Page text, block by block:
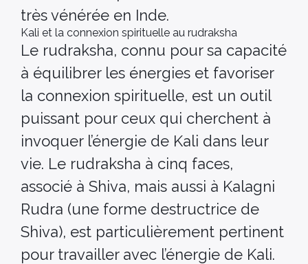
très vénérée en Inde.
Kali et la connexion spirituelle au rudraksha
Le rudraksha, connu pour sa capacité
à équilibrer les énergies et favoriser
la connexion spirituelle, est un outil
puissant pour ceux qui cherchent à
invoquer l’énergie de Kali dans leur
vie. Le rudraksha à cinq faces,
associé à Shiva, mais aussi à Kalagni
Rudra (une forme destructrice de
Shiva), est particulièrement pertinent
pour travailler avec l’énergie de Kali​​.